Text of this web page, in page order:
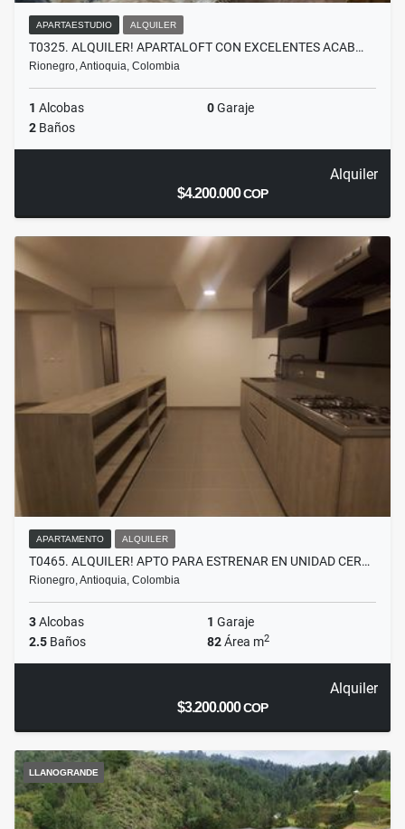
APARTAESTUDIO ALQUILER
T0325. ALQUILER! APARTALOFT CON EXCELENTES ACAB…
Rionegro, Antioquia, Colombia
1 Alcobas 0Garaje
2 Baños
Alquiler
$4.200.000COP
APARTAMENTO ALQUILER
T0465. ALQUILER! APTO PARA ESTRENAR EN UNIDAD CER…
Rionegro, Antioquia, Colombia
3Alcobas 1 Garaje
2.5 Baños 82Área m2
Alquiler
$3.200.000COP
LLANOGRANDE